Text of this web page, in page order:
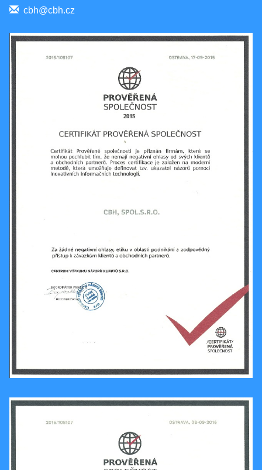
cbh@cbh.cz